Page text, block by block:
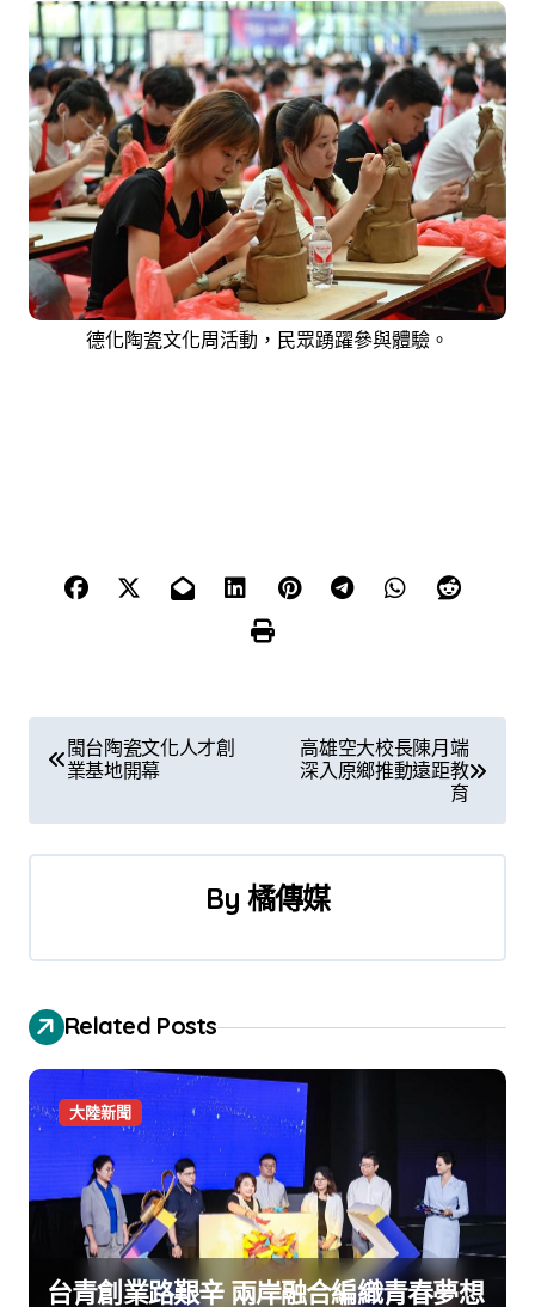
德化陶瓷文化周活動，民眾踴躍參與體驗。
文
導
閩台陶瓷文化人才創
業基地開幕
高雄空大校長陳月端
深入原鄉推動遠距教
育
By 橘傳媒
Related Posts
大陸新聞
台青創業路艱辛 兩岸融合編織青春夢想